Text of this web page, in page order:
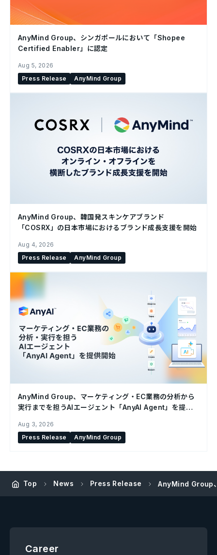
AnyMind Group、シンガポールにおいて「Shopee
Certified Enabler」に認定
Aug 5, 2026
Press Release
AnyMind Group
AnyMind Group、韓国発スキンケアブランド
「COSRX」の日本市場におけるブランド成長支援を開始
Aug 4, 2026
Press Release
AnyMind Group
AnyMind Group、マーケティング・EC業務の分析から
実行までを担うAIエージェント「AnyAI Agent」を提供
Aug 3, 2026
Press Release
AnyMind Group
Top News Press Release AnyMind Group
Career